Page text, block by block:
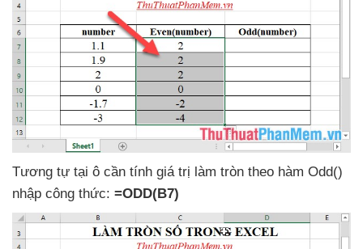
Tương tự tại ô cần tính giá trị làm tròn theo hàm Odd()
nhập công thức: =ODD(B7)